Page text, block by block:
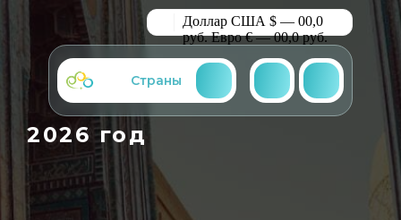
Доллар США $ — 00,0
руб. Евро € — 00,0 руб.
Страны
2026 год